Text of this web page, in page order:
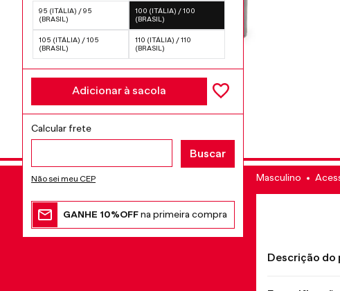
95 (ITÁLIA) / 95
(BRASIL)
100 (ITÁLIA) / 100
(BRASIL)
105 (ITÁLIA) / 105
(BRASIL)
110 (ITÁLIA) / 110
(BRASIL)
Adicionar à sacola
Não sei meu CEP
GANHE 10%OFFna primeira compra
Masculino
Descrição do